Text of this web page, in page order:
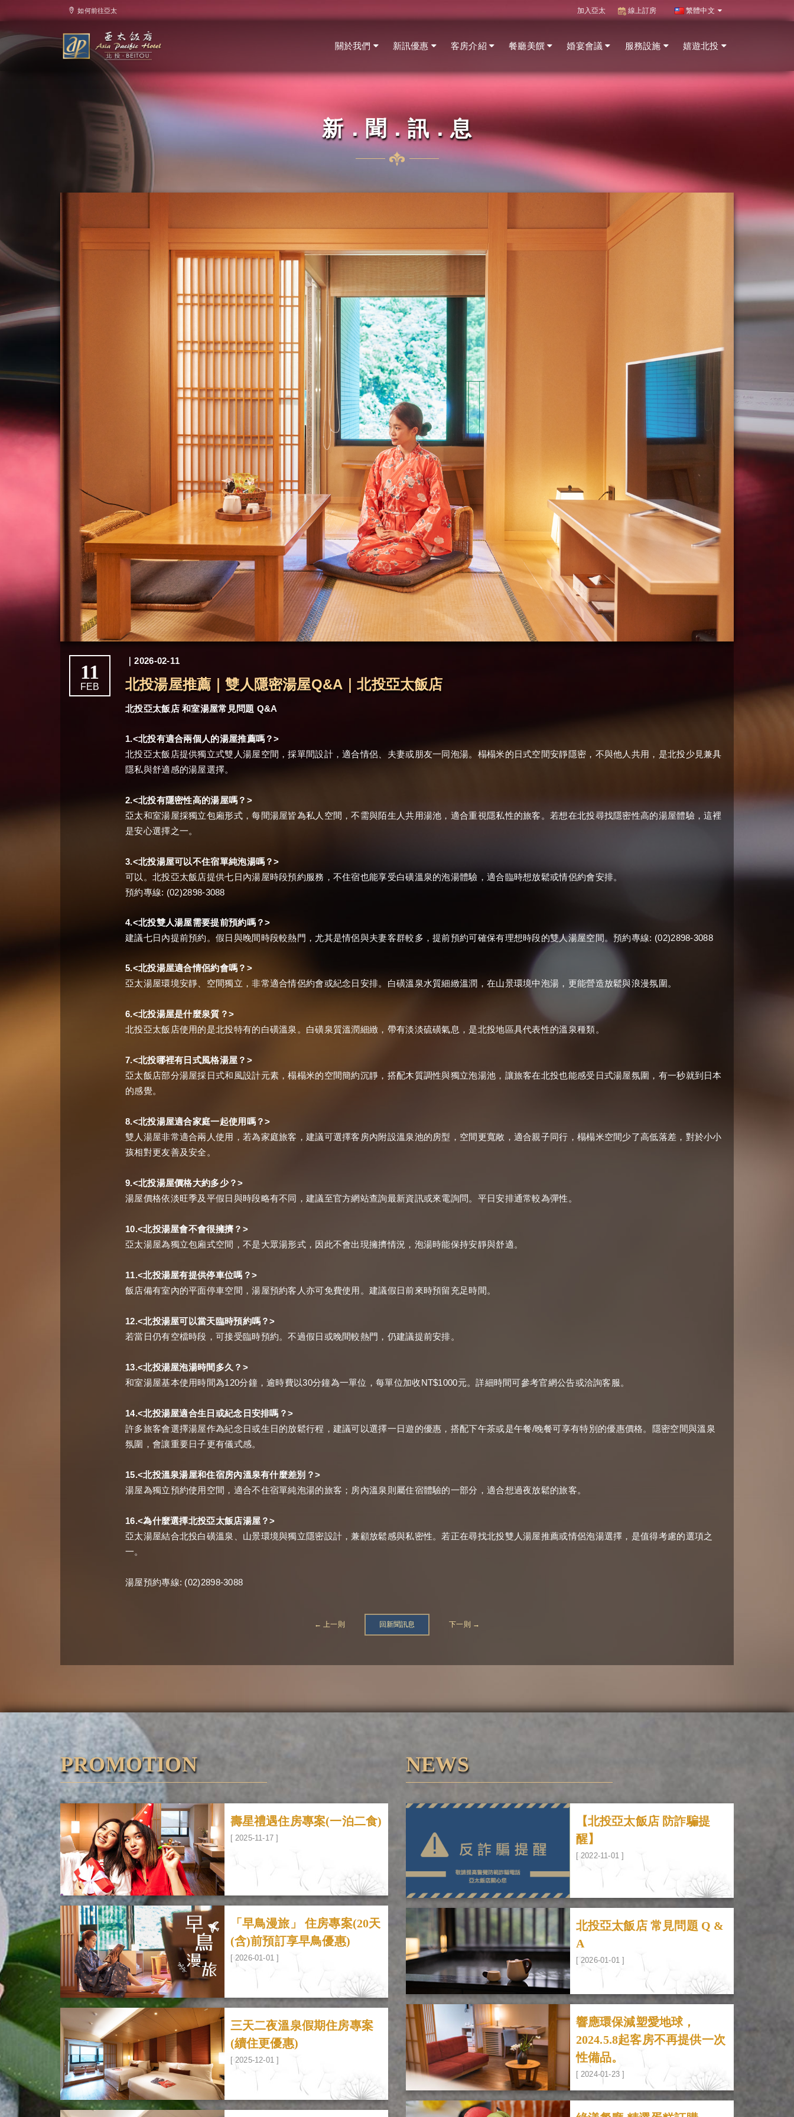
如何前往亞太 加入亞太 線上訂房 繁體中文
關於我們 新訊優惠 客房介紹 餐廳美饌 婚宴會議 服務設施 嬉遊北投
新．聞．訊．息
11
FEB
｜2026-02-11
北投湯屋推薦｜雙人隱密湯屋Q&A｜北投亞太飯店
北投亞太飯店 和室湯屋常見問題 Q&A
1.<北投有適合兩個人的湯屋推薦嗎？>
北投亞太飯店提供獨立式雙人湯屋空間，採單間設計，適合情侶、夫妻或朋友一同泡湯。榻榻米的日式空間安靜隱密，不與他人共用，是北投少見兼具
隱私與舒適感的湯屋選擇。
2.<北投有隱密性高的湯屋嗎？ >
亞太和室湯屋採獨立包廂形式，每間湯屋皆為私人空間，不需與陌生人共用湯池，適合重視隱私性的旅客。若想在北投尋找隱密性高的湯屋體驗，這裡
是安心選擇之一。
3.<北投湯屋可以不住宿單純泡湯嗎？>
可以。北投亞太飯店提供七日內湯屋時段預約服務，不住宿也能享受白磺溫泉的泡湯體驗，適合臨時想放鬆或情侶約會安排。
預約專線: (02)2898-3088
4.<北投雙人湯屋需要提前預約嗎？>
建議七日內提前預約。假日與晚間時段較熱門，尤其是情侶與夫妻客群較多，提前預約可確保有理想時段的雙人湯屋空間。預約專線: (02)2898-3088
5.<北投湯屋適合情侶約會嗎？ >
亞太湯屋環境安靜、空間獨立，非常適合情侶約會或紀念日安排。白磺溫泉水質細緻溫潤，在山景環境中泡湯，更能營造放鬆與浪漫氛圍。
6.<北投湯屋是什麼泉質？>
北投亞太飯店使用的是北投特有的白磺溫泉。白磺泉質溫潤細緻，帶有淡淡硫磺氣息，是北投地區具代表性的溫泉種類。
7.<北投哪裡有日式風格湯屋？ >
亞太飯店部分湯屋採日式和風設計元素，榻榻米的空間簡約沉靜，搭配木質調性與獨立泡湯池，讓旅客在北投也能感受日式湯屋氛圍，有一秒就到日本
的感覺。
8.<北投湯屋適合家庭一起使用嗎？>
雙人湯屋非常適合兩人使用，若為家庭旅客，建議可選擇客房內附設溫泉池的房型，空間更寬敞，適合親子同行，榻榻米空間少了高低落差，對於小小
孩相對更友善及安全。
9.<北投湯屋價格大約多少？>
湯屋價格依淡旺季及平假日與時段略有不同，建議至官方網站查詢最新資訊或來電詢問。平日安排通常較為彈性。
10.<北投湯屋會不會很擁擠？ >
亞太湯屋為獨立包廂式空間，不是大眾湯形式，因此不會出現擁擠情況，泡湯時能保持安靜與舒適。
11.<北投湯屋有提供停車位嗎？>
飯店備有室內的平面停車空間，湯屋預約客人亦可免費使用。建議假日前來時預留充足時間。
12.<北投湯屋可以當天臨時預約嗎？>
若當日仍有空檔時段，可接受臨時預約。不過假日或晚間較熱門，仍建議提前安排。
13.<北投湯屋泡湯時間多久？ >
和室湯屋基本使用時間為120分鐘，逾時費以30分鐘為一單位，每單位加收NT$1000元。詳細時間可參考官網公告或洽詢客服。
14.<北投湯屋適合生日或紀念日安排嗎？>
許多旅客會選擇湯屋作為紀念日或生日的放鬆行程，建議可以選擇一日遊的優惠，搭配下午茶或是午餐/晚餐可享有特別的優惠價格。隱密空間與溫泉
氛圍，會讓重要日子更有儀式感。
15.<北投溫泉湯屋和住宿房內溫泉有什麼差別？>
湯屋為獨立預約使用空間，適合不住宿單純泡湯的旅客；房內溫泉則屬住宿體驗的一部分，適合想過夜放鬆的旅客。
16.<為什麼選擇北投亞太飯店湯屋？>
亞太湯屋結合北投白磺溫泉、山景環境與獨立隱密設計，兼顧放鬆感與私密性。若正在尋找北投雙人湯屋推薦或情侶泡湯選擇，是值得考慮的選項之
一。
湯屋預約專線: (02)2898-3088
← 上一則 回新聞訊息 下一則 →
PROMOTION
壽星禮遇住房專案(一泊二食)
[ 2025-11-17 ]
「早鳥漫旅」 住房專案(20天
(含)前預訂享早鳥優惠)
[ 2026-01-01 ]
三天二夜溫泉假期住房專案
(續住更優惠)
[ 2025-12-01 ]
NEWS
【北投亞太飯店 防詐騙提
醒】
[ 2022-11-01 ]
北投亞太飯店 常見問題 Q &
A
[ 2026-01-01 ]
響應環保減塑愛地球，
2024.5.8起客房不再提供一次
性備品。
[ 2024-01-23 ]